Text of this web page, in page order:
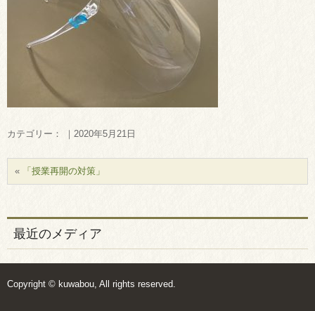
カテゴリー： ｜2020年5月21日
« 「授業再開の対策」
最近のメディア
Copyright © kuwabou, All rights reserved.